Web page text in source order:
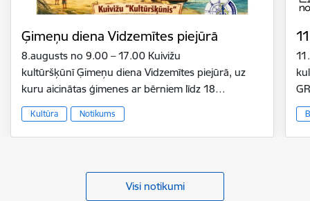
Ģimeņu diena Vidzemītes piejūrā
8.augusts no 9.00 – 17.00 Kuivižu
kultūršķūnī Ģimeņu diena Vidzemītes piejūrā, uz
kuru aicinātas ģimenes ar bērniem līdz 18…
Kultūra Notikums
Visi notikumi